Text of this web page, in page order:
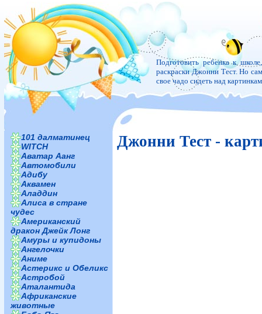
Подготовить ребенка к
раскраски Джонни Тест. Но
свое чадо сидеть над
101 далматинец
WITCH
Аватар Аанг
Автомобили
Адибу
Аквамен
Аладдин
Алиса в стране
чудес
Американский
дракон Джейк Лонг
Амуры и купидоны
Ангелочки
Аниме
Астерикс и Обеликс
Астробой
Аталантида
Африканские
животные
Джонни Тест -